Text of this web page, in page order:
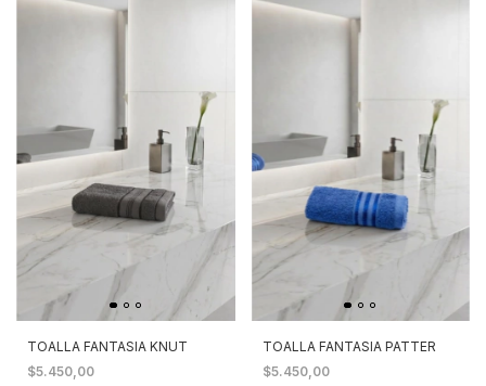
TOALLA FANTASIA KNUT
$5.450,00
TOALLA FANTASIA PATTER
$5.450,00